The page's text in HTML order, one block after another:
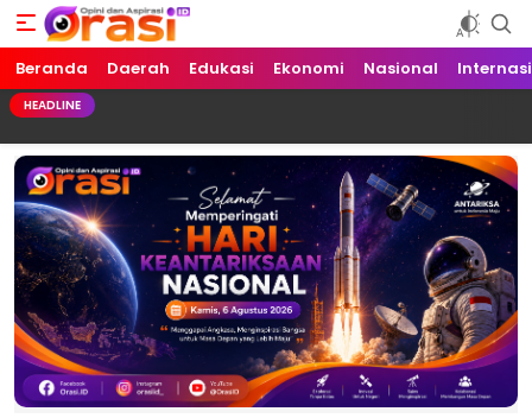
Orasi.ID
Opini dan Aspirasi!
Beranda Daerah Edukasi Ekonomi Nasional
HEADLINE